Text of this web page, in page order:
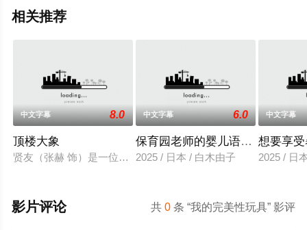
相关推荐
中文字幕 8.0
顶楼大象
贤友（张赫 饰）是一位小有名气的作家，自从被前女友无故抛
中文字幕 6.0
保育园老师的婴儿语让人超兴奋
2025 / 日本 / 白木由子
中文字幕
想要享
2025 / 日
共0 条 “我的完美性玩具” 影评
影片评论